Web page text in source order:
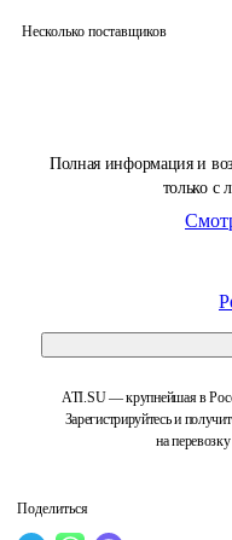
Полная информация и
только с
ATI.SU — крупнейшая в
Зарегистрируйтесь и
на
Поделиться
Несколько поставщиков